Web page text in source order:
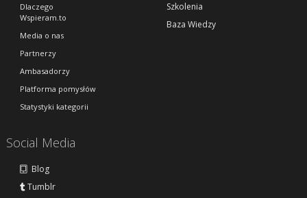
Dlaczego
Wspieram.to
Media o nas
Partnerzy
Ambasadorzy
Platforma pomysłów
Statystyki kategorii
Szkolenia
Baza Wiedzy
Social Media
Blog
Tumblr